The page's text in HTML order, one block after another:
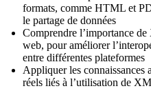
formats, comme HTML et
le partage de données
Comprendre l’importance
web, pour améliorer
entre différentes plateformes
Appliquer les connaissances
réels liés à l’utilisation de